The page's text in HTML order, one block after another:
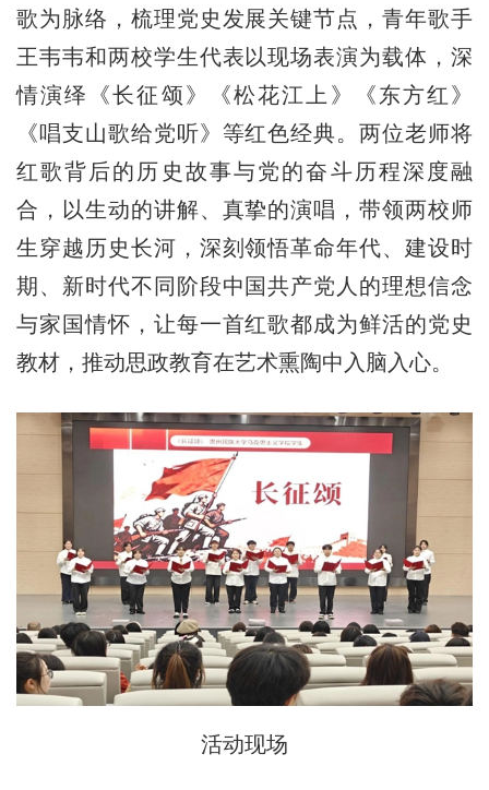
歌为脉络，梳理党史发展关键节点，青年歌手
王韦韦和两校学生代表以现场表演为载体，深
情演绎《长征颂》《松花江上》《东方红》
《唱支山歌给党听》等红色经典。两位老师将
红歌背后的历史故事与党的奋斗历程深度融
合，以生动的讲解、真挚的演唱，带领两校师
生穿越历史长河，深刻领悟革命年代、建设时
期、新时代不同阶段中国共产党人的理想信念
与家国情怀，让每一首红歌都成为鲜活的党史
教材，推动思政教育在艺术熏陶中入脑入心。
活动现场